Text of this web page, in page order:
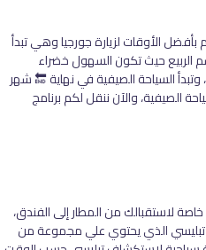
الأوقات لزيارة جورجيا وهي تبدأ
حيث تكون السهول خضراء
السياحة الصيفية في نهاية 🔚 شهر
الصيفية، والآن ننقل لكم برنامج
لاستقبالك من المطار إلى الفندق،
تبليسي الذي يحتوي علي مجموعة من